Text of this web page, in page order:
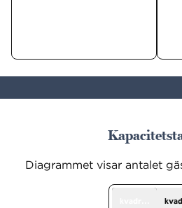
Diagrammet visar antalet